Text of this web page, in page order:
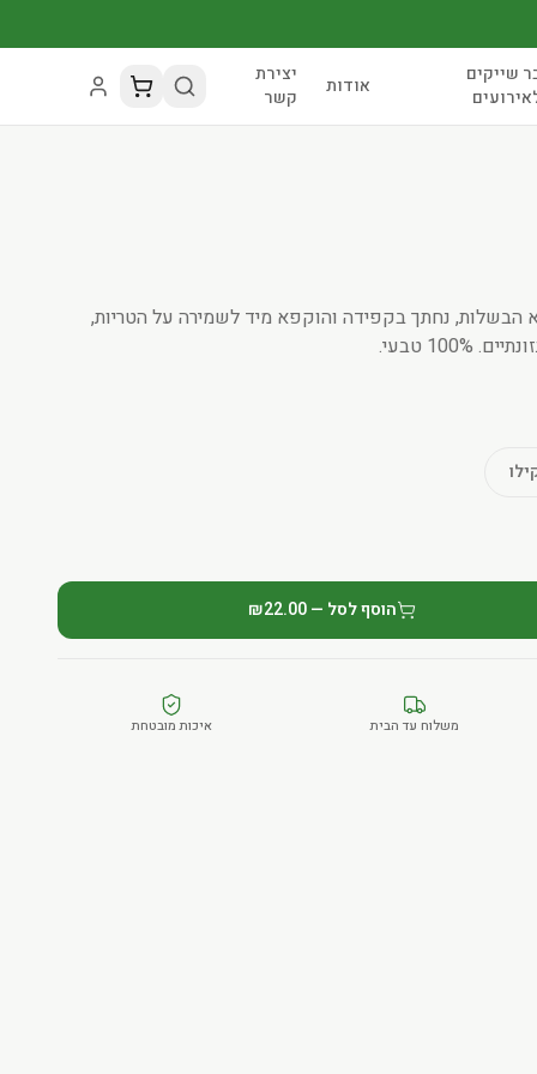
שייקים
אודות
יצירת
קשר
נחתך בקפידה והוקפא מיד לשמירה על הטריות,
טבעי.
הוסף לסל — ₪22.00
משלוח עד הבית איכות מובטחת